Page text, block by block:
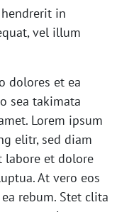
in
vel illum
dolores et ea
sea takimata
Lorem ipsum
elitr, sed diam
labore et dolore
At vero eos
rebum. Stet clita